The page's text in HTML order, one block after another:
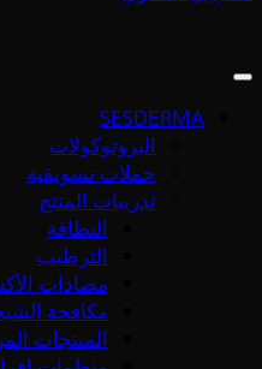
SESDERMA
البروتوكولات
حملات تسويقية
تدريبات المنتج
النظافة
الترطيب
مضادات
مكافحة
المنتجات